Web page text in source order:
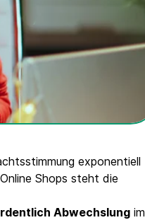
exponentiell
Shops steht die
Abwechslung im